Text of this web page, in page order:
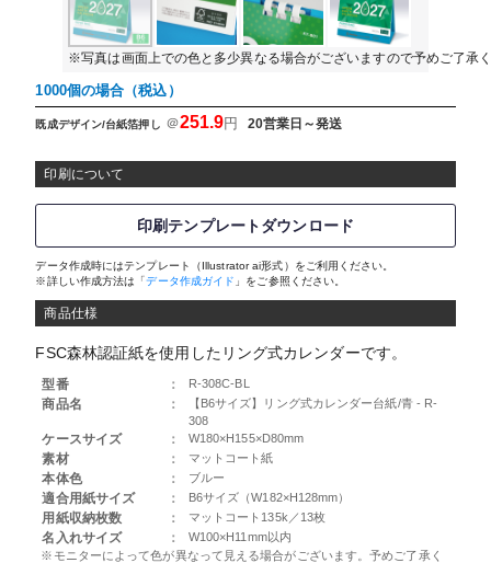
※写真は画面上での色と多少異なる場合がございますので予めご了承
1000個の場合（税込）
既成デザイン/台紙箔押し ＠251.9円 20営業日～発送
印刷について
印刷テンプレートダウンロード
データ作成時にはテンプレート（Illustrator ai形式）をご利用ください。
※詳しい作成方法は「データ作成ガイド 」をご参照ください。
商品仕様
FSC森林認証紙を使用したリング式カレンダーです。
型番 ： R-308C-BL
商品名 ：
【B6サイズ】リング式カレンダー台紙/青 - R-
308
ケースサイズ ： W180×H155×D80mm
素材 ： マットコート紙
本体色 ： ブルー
適合用紙サイズ ： B6サイズ（W182×H128mm）
用紙収納枚数 ： マットコート135k／13枚
名入れサイズ ：
W100×H11mm以内
※モニターによって色が異なって見える場合がございます。予めご了承く